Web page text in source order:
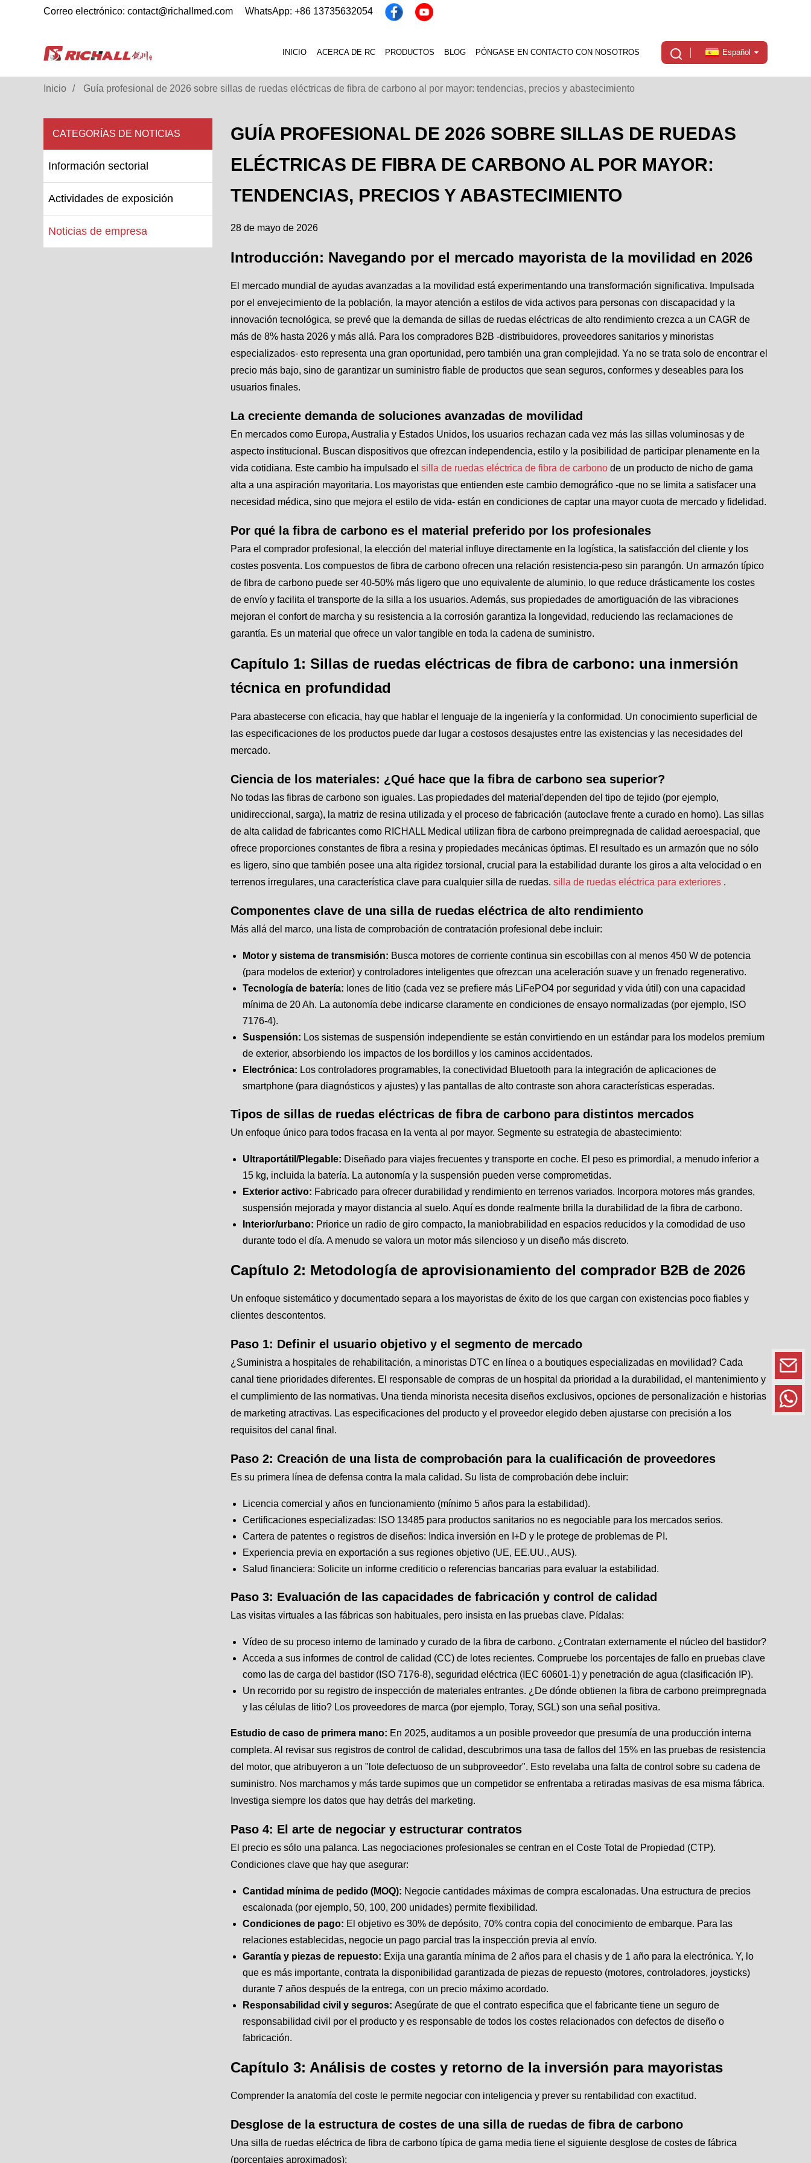
Correo electrónico: contact@richallmed.com WhatsApp: +86 13735632054
INICIO ACERCA DE RC PRODUCTOS BLOG PÓNGASE EN CONTACTO CON NOSOTROS Español
Inicio Guía profesional de 2026 sobre sillas de ruedas eléctricas de fibra de carbono al por mayor: tendencias, precios y abastecimiento
CATEGORÍAS DE NOTICIAS
Información sectorial
Actividades de exposición
Noticias de empresa
GUÍA PROFESIONAL DE 2026 SOBRE SILLAS DE RUEDAS
ELÉCTRICAS DE FIBRA DE CARBONO AL POR MAYOR:
TENDENCIAS, PRECIOS Y ABASTECIMIENTO
28 de mayo de 2026
Introducción: Navegando por el mercado mayorista de la movilidad en 2026
El mercado mundial de ayudas avanzadas a la movilidad está experimentando una transformación significativa. Impulsada
por el envejecimiento de la población, la mayor atención a estilos de vida activos para personas con discapacidad y la
innovación tecnológica, se prevé que la demanda de sillas de ruedas eléctricas de alto rendimiento crezca a un CAGR de
más de 8% hasta 2026 y más allá. Para los compradores B2B -distribuidores, proveedores sanitarios y minoristas
especializados- esto representa una gran oportunidad, pero también una gran complejidad. Ya no se trata solo de encontrar el
precio más bajo, sino de garantizar un suministro fiable de productos que sean seguros, conformes y deseables para los
usuarios finales.
La creciente demanda de soluciones avanzadas de movilidad
En mercados como Europa, Australia y Estados Unidos, los usuarios rechazan cada vez más las sillas voluminosas y de
aspecto institucional. Buscan dispositivos que ofrezcan independencia, estilo y la posibilidad de participar plenamente en la
vida cotidiana. Este cambio ha impulsado el silla de ruedas eléctrica de fibra de carbono de un producto de nicho de gama
alta a una aspiración mayoritaria. Los mayoristas que entienden este cambio demográfico -que no se limita a satisfacer una
necesidad médica, sino que mejora el estilo de vida- están en condiciones de captar una mayor cuota de mercado y fidelidad.
Por qué la fibra de carbono es el material preferido por los profesionales
Para el comprador profesional, la elección del material influye directamente en la logística, la satisfacción del cliente y los
costes posventa. Los compuestos de fibra de carbono ofrecen una relación resistencia-peso sin parangón. Un armazón típico
de fibra de carbono puede ser 40-50% más ligero que uno equivalente de aluminio, lo que reduce drásticamente los costes
de envío y facilita el transporte de la silla a los usuarios. Además, sus propiedades de amortiguación de las vibraciones
mejoran el confort de marcha y su resistencia a la corrosión garantiza la longevidad, reduciendo las reclamaciones de
garantía. Es un material que ofrece un valor tangible en toda la cadena de suministro.
Capítulo 1: Sillas de ruedas eléctricas de fibra de carbono: una inmersión
técnica en profundidad
Para abastecerse con eficacia, hay que hablar el lenguaje de la ingeniería y la conformidad. Un conocimiento superficial de
las especificaciones de los productos puede dar lugar a costosos desajustes entre las existencias y las necesidades del
mercado.
Ciencia de los materiales: ¿Qué hace que la fibra de carbono sea superior?
No todas las fibras de carbono son iguales. Las propiedades del material'dependen del tipo de tejido (por ejemplo,
unidireccional, sarga), la matriz de resina utilizada y el proceso de fabricación (autoclave frente a curado en horno). Las sillas
de alta calidad de fabricantes como RICHALL Medical utilizan fibra de carbono preimpregnada de calidad aeroespacial, que
ofrece proporciones constantes de fibra a resina y propiedades mecánicas óptimas. El resultado es un armazón que no sólo
es ligero, sino que también posee una alta rigidez torsional, crucial para la estabilidad durante los giros a alta velocidad o en
terrenos irregulares, una característica clave para cualquier silla de ruedas. silla de ruedas eléctrica para exteriores .
Componentes clave de una silla de ruedas eléctrica de alto rendimiento
Más allá del marco, una lista de comprobación de contratación profesional debe incluir:
Motor y sistema de transmisión: Busca motores de corriente continua sin escobillas con al menos 450 W de potencia
(para modelos de exterior) y controladores inteligentes que ofrezcan una aceleración suave y un frenado regenerativo.
Tecnología de batería: Iones de litio (cada vez se prefiere más LiFePO4 por seguridad y vida útil) con una capacidad
mínima de 20 Ah. La autonomía debe indicarse claramente en condiciones de ensayo normalizadas (por ejemplo, ISO
7176-4).
Suspensión: Los sistemas de suspensión independiente se están convirtiendo en un estándar para los modelos premium
de exterior, absorbiendo los impactos de los bordillos y los caminos accidentados.
Electrónica: Los controladores programables, la conectividad Bluetooth para la integración de aplicaciones de
smartphone (para diagnósticos y ajustes) y las pantallas de alto contraste son ahora características esperadas.
Tipos de sillas de ruedas eléctricas de fibra de carbono para distintos mercados
Un enfoque único para todos fracasa en la venta al por mayor. Segmente su estrategia de abastecimiento:
Ultraportátil/Plegable: Diseñado para viajes frecuentes y transporte en coche. El peso es primordial, a menudo inferior a
15 kg, incluida la batería. La autonomía y la suspensión pueden verse comprometidas.
Exterior activo: Fabricado para ofrecer durabilidad y rendimiento en terrenos variados. Incorpora motores más grandes,
suspensión mejorada y mayor distancia al suelo. Aquí es donde realmente brilla la durabilidad de la fibra de carbono.
Interior/urbano: Priorice un radio de giro compacto, la maniobrabilidad en espacios reducidos y la comodidad de uso
durante todo el día. A menudo se valora un motor más silencioso y un diseño más discreto.
Capítulo 2: Metodología de aprovisionamiento del comprador B2B de 2026
Un enfoque sistemático y documentado separa a los mayoristas de éxito de los que cargan con existencias poco fiables y
clientes descontentos.
Paso 1: Definir el usuario objetivo y el segmento de mercado
¿Suministra a hospitales de rehabilitación, a minoristas DTC en línea o a boutiques especializadas en movilidad? Cada
canal tiene prioridades diferentes. El responsable de compras de un hospital da prioridad a la durabilidad, el mantenimiento y
el cumplimiento de las normativas. Una tienda minorista necesita diseños exclusivos, opciones de personalización e historias
de marketing atractivas. Las especificaciones del producto y el proveedor elegido deben ajustarse con precisión a los
requisitos del canal final.
Paso 2: Creación de una lista de comprobación para la cualificación de proveedores
Es su primera línea de defensa contra la mala calidad. Su lista de comprobación debe incluir:
Licencia comercial y años en funcionamiento (mínimo 5 años para la estabilidad).
Certificaciones especializadas: ISO 13485 para productos sanitarios no es negociable para los mercados serios.
Cartera de patentes o registros de diseños: Indica inversión en I+D y le protege de problemas de PI.
Experiencia previa en exportación a sus regiones objetivo (UE, EE.UU., AUS).
Salud financiera: Solicite un informe crediticio o referencias bancarias para evaluar la estabilidad.
Paso 3: Evaluación de las capacidades de fabricación y control de calidad
Las visitas virtuales a las fábricas son habituales, pero insista en las pruebas clave. Pídalas:
Vídeo de su proceso interno de laminado y curado de la fibra de carbono. ¿Contratan externamente el núcleo del bastidor?
Acceda a sus informes de control de calidad (CC) de lotes recientes. Compruebe los porcentajes de fallo en pruebas clave
como las de carga del bastidor (ISO 7176-8), seguridad eléctrica (IEC 60601-1) y penetración de agua (clasificación IP).
Un recorrido por su registro de inspección de materiales entrantes. ¿De dónde obtienen la fibra de carbono preimpregnada
y las células de litio? Los proveedores de marca (por ejemplo, Toray, SGL) son una señal positiva.
Estudio de caso de primera mano: En 2025, auditamos a un posible proveedor que presumía de una producción interna
completa. Al revisar sus registros de control de calidad, descubrimos una tasa de fallos del 15% en las pruebas de resistencia
del motor, que atribuyeron a un "lote defectuoso de un subproveedor". Esto revelaba una falta de control sobre su cadena de
suministro. Nos marchamos y más tarde supimos que un competidor se enfrentaba a retiradas masivas de esa misma fábrica.
Investiga siempre los datos que hay detrás del marketing.
Paso 4: El arte de negociar y estructurar contratos
El precio es sólo una palanca. Las negociaciones profesionales se centran en el Coste Total de Propiedad (CTP).
Condiciones clave que hay que asegurar:
Cantidad mínima de pedido (MOQ): Negocie cantidades máximas de compra escalonadas. Una estructura de precios
escalonada (por ejemplo, 50, 100, 200 unidades) permite flexibilidad.
Condiciones de pago: El objetivo es 30% de depósito, 70% contra copia del conocimiento de embarque. Para las
relaciones establecidas, negocie un pago parcial tras la inspección previa al envío.
Garantía y piezas de repuesto: Exija una garantía mínima de 2 años para el chasis y de 1 año para la electrónica. Y, lo
que es más importante, contrata la disponibilidad garantizada de piezas de repuesto (motores, controladores, joysticks)
durante 7 años después de la entrega, con un precio máximo acordado.
Responsabilidad civil y seguros: Asegúrate de que el contrato especifica que el fabricante tiene un seguro de
responsabilidad civil por el producto y es responsable de todos los costes relacionados con defectos de diseño o
fabricación.
Capítulo 3: Análisis de costes y retorno de la inversión para mayoristas
Comprender la anatomía del coste le permite negociar con inteligencia y prever su rentabilidad con exactitud.
Desglose de la estructura de costes de una silla de ruedas de fibra de carbono
Una silla de ruedas eléctrica de fibra de carbono típica de gama media tiene el siguiente desglose de costes de fábrica
(porcentajes aproximados):